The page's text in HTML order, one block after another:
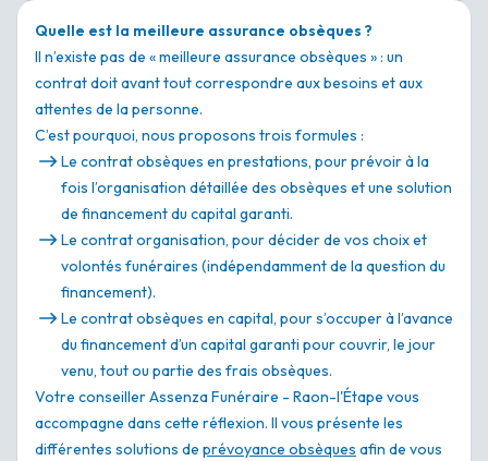
Quelle est la meilleure assurance obsèques ?
Il n’existe pas de « meilleure assurance obsèques » : un
contrat doit avant tout correspondre aux besoins et aux
attentes de la personne.
C’est pourquoi, nous proposons trois formules :
Le contrat obsèques en prestations, pour prévoir à la
fois l’organisation détaillée des obsèques et une solution
de financement du capital garanti.
Le contrat organisation, pour décider de vos choix et
volontés funéraires (indépendamment de la question du
financement).
Le contrat obsèques en capital, pour s’occuper à l’avance
du financement d’un capital garanti pour couvrir, le jour
venu, tout ou partie des frais obsèques.
Votre conseiller Assenza Funéraire - Raon-l'Étape vous
accompagne dans cette réflexion. Il vous présente les
différentes solutions de prévoyance obsèques afin de vous